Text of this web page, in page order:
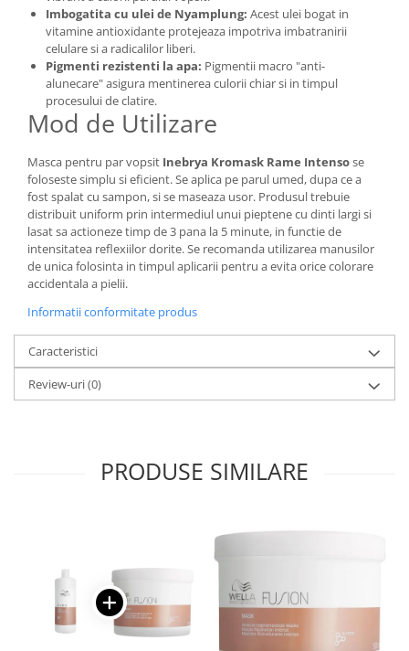
Imbogatita cu ulei de Nyamplung: Acest ulei bogat in
vitamine antioxidante protejeaza impotriva imbatranirii
celulare si a radicalilor liberi.
Pigmenti rezistenti la apa: Pigmentii macro "anti-
alunecare" asigura mentinerea culorii chiar si in timpul
procesului de clatire.
Mod de Utilizare
Masca pentru par vopsit Inebrya Kromask Rame Intensose
foloseste simplu si eficient. Se aplica pe parul umed, dupa ce a
fost spalat cu sampon, si se maseaza usor. Produsul trebuie
distribuit uniform prin intermediul unui pieptene cu dinti largi si
lasat sa actioneze timp de 3 pana la 5 minute, in functie de
intensitatea reflexiilor dorite. Se recomanda utilizarea manusilor
de unica folosinta in timpul aplicarii pentru a evita orice colorare
accidentala a pielii.
Informatii conformitate produs
Caracteristici
Review-uri(0)
PRODUSE SIMILARE